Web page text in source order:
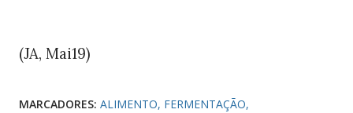
(JA, Mai19)
MARCADORES: ALIMENTO FERMENTAÇÃO